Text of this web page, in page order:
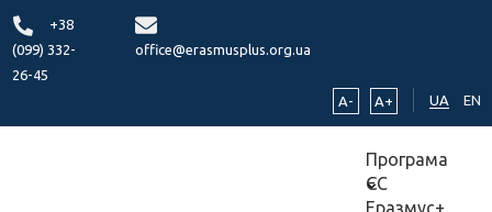
+38
(099) 332-
26-45
office@erasmusplus.org.ua
A- A+ UA EN
Програма
ЄС
Еразмус+